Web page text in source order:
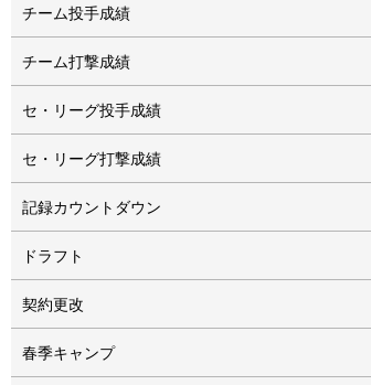
チーム投手成績
チーム打撃成績
セ・リーグ投手成績
セ・リーグ打撃成績
記録カウントダウン
ドラフト
契約更改
春季キャンプ